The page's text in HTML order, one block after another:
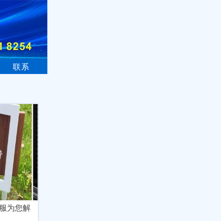
联系
为您解